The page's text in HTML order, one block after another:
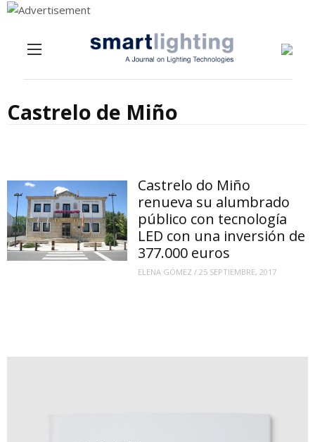
Castrelo de Miño
Castrelo do Miño
renueva su alumbrado
público con tecnología
LED con una inversión de
377.000 euros
ELENA GÓMEZ /25 SEPTIEMBRE, 2017